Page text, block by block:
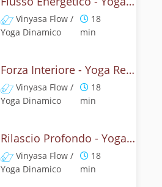
Vinyasa Flow /
Yoga Dinamico
18
min
Forza Interiore - Yoga Reset
Vinyasa Flow /
Yoga Dinamico
18
min
Rilascio Profondo - Yoga Reset
Vinyasa Flow /
Yoga Dinamico
18
min